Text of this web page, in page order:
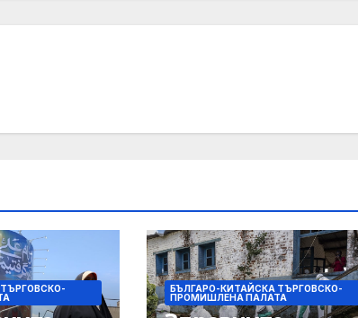
БЪЛГАРО-КИТАЙСКА ТЪРГОВСКО-
ПРОМИШЛЕНА ПАЛАТА